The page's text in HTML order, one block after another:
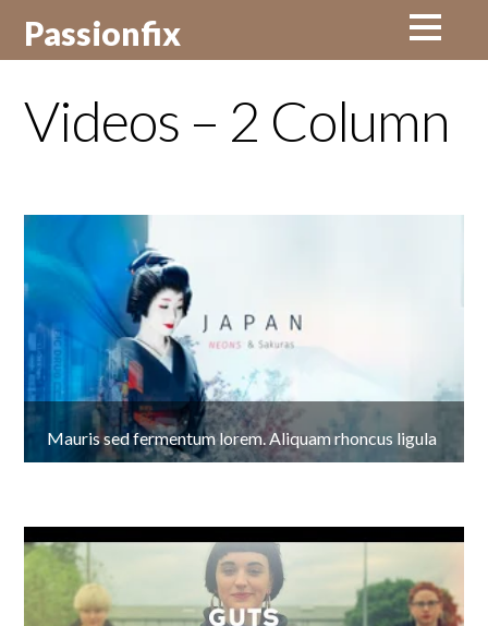
Passionfix
Videos – 2 Column
Mauris sed fermentum lorem. Aliquam rhoncus ligula
at vehicula aliquet. Interdum et malesuada fames ac
dolor ac sagittis. Fusce porta, tellus at facilisis
pellentesque, nulla est pellentesque libero, sed cursus
ligula lorem ac enim. Proin tincidunt aliquam dictum.
Integer eget ante laoreet augue eleifend vulputate.